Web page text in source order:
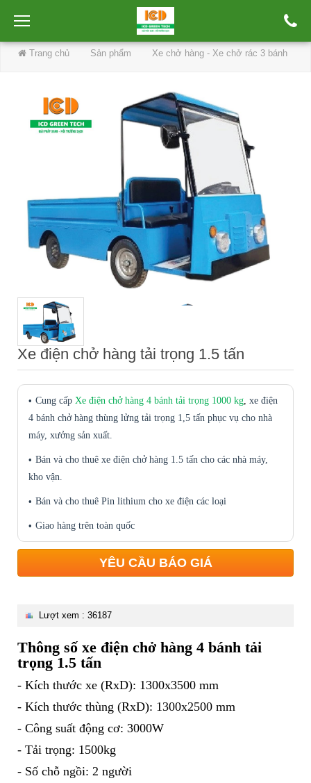
Trang chủ Sản phẩm Xe chở hàng - Xe chở rác 3 bánh
Xe điện chở hàng tải trọng 1.5 tấn
Cung cấp Xe điện chở hàng 4 bánh tải trọng 1000 kg xe điện
4 bánh chở hàng thùng lửng tải trọng 1,5 tấn phục vụ cho nhà
máy, xưởng sản xuất.
Bán và cho thuê xe điện chở hàng 1.5 tấn cho các nhà máy,
kho vận.
Bán và cho thuê Pin lithium cho xe điện các loại
Giao hàng trên toàn quốc
YÊU CẦU BÁO GIÁ
Lượt xem : 36187
Thông số xe điện chở hàng 4 bánh tải
trọng 1.5 tấn
- Kích thước xe (RxD): 1300x3500 mm
- Kích thước thùng (RxD): 1300x2500 mm
- Công suất động cơ: 3000W
- Tải trọng: 1500kg
- Số chỗ ngồi: 2 người